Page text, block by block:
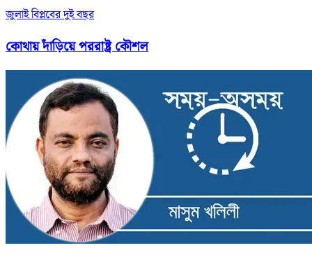
জুলাই বিপ্লবের দুই বছর
কোথায় দাঁড়িয়ে পররাষ্ট্র কৌশল